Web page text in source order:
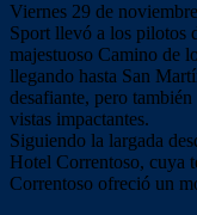
Viernes 29 de
Sport llevó a los pilotos
majestuoso Camino de
llegando hasta San
desafiante, pero
vistas impactantes.
Siguiendo la largada
Hotel Correntoso, cuya
Correntoso ofreció un